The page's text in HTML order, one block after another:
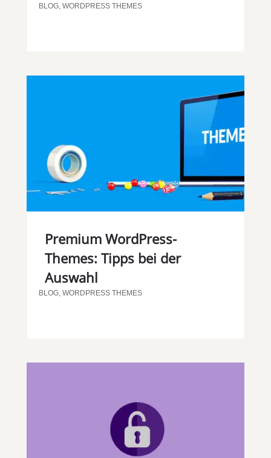
BLOG, WORDPRESS THEMES
Premium WordPress-
Themes: Tipps bei der
Auswahl
BLOG, WORDPRESS THEMES